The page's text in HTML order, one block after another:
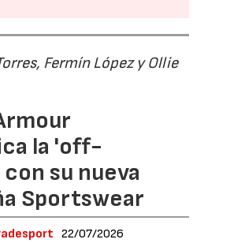
Fermín López y Ollie
la 'off-
su nueva
Sportswear
22/07/2026